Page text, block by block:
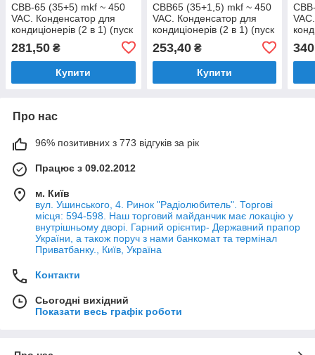
CBB-65 (35+5) mkf ~ 450
VAC. Конденсатор для
кондиціонерів (2 в 1) (пуск
та робота). JYUL (50*100
mm)
281,50 ₴
Купити
CBB65 (35+1,5) mkf ~ 450
VAC. Конденсатор для
кондиціонерів (2 в 1) (пуск
mm)
253,40₴
Купити
mm)
Про нас
96% позитивних з 773 відгуків за рік
Працює з 09.02.2012
м. Київ
вул. Ушинського, 4. Ринок "Радіолюбитель". Торгові
місця: 594-598. Наш торговий майданчик має локацію у
внутрішньому дворі. Гарний орієнтир- Державний прапор
України, а також поруч з нами банкомат та термінал
Приватбанку., Київ, Україна
Контакти
Сьогодні вихідний
Показати весь графік роботи